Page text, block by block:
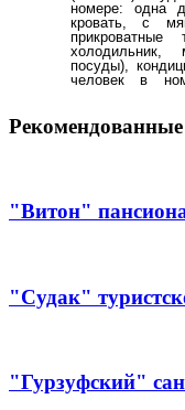
Рекомендованные
"Витон"
"Судак"
"Гурзуфский"